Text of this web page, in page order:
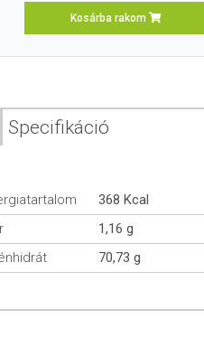
Kosárba rakom
Specifikáció
368 Kcal
1,16 g
70,73 g